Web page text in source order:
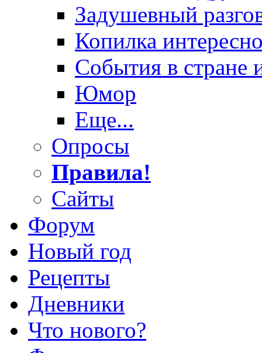
Задушевный
Копилка
События в стране
Юмор
Еще...
Опросы
Правила!
Сайты
Форум
Новый год
Рецепты
Дневники
Что нового?